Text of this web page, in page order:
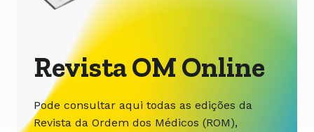
Revista OM Online
Pode consultar aqui todas as edições da
Revista da Ordem dos Médicos (ROM),